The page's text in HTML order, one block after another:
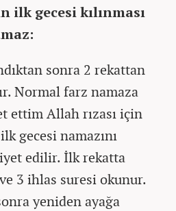
ilk gecesi kılınması
sonra 2 rekattan
Normal farz namaza
ettim Allah rızası için
gecesi namazını
edilir. İlk rekatta
3 ihlas suresi okunur.
yeniden ayağa